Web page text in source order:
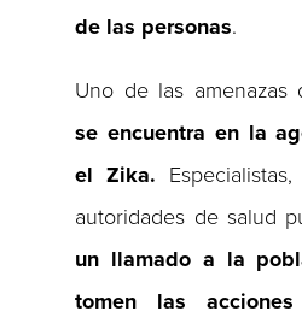
de las personas.
Uno de las amenazas
se encuentra en la
el Zika.
autoridades de salud
un llamado a la
tomen las